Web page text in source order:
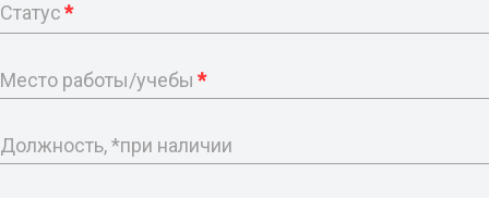
Статус*
Место работы/учебы *
Должность, *при наличии